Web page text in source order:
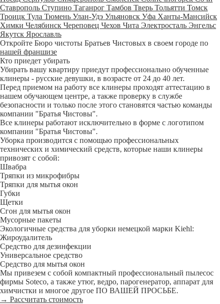
Ставрополь Ступино Таганрог Тамбов Тверь Тольятти Томск
Троицк Тула Тюмень Улан-Удэ Ульяновск Уфа Ханты-Мансийск
Химки Челябинск Череповец Чехов Чита Электросталь Энгельс
Якутск Ярославль
Откройте Бюро чистоты Братьев Чистовых в своем городе по
нашей франшизе
Кто приедет убирать
Убирать вашу квартиру приедут профессионально обученные
клинеры - русские девушки, в возрасте от 24 до 40 лет.
Перед приемом на работу все клинеры проходят аттестацию в
нашем обучающем центре, а также проверку в службе
безопасности и только после этого становятся частью команды
компании "Братья Чистовы".
Все клинеры работают исключительно в форме с логотипом
компании "Братья Чистовы".
Уборка производится с помощью профессиональных
технических и химический средств, которые наши клинеры
привозят с собой:
Швабра
Тряпки из микрофибры
Тряпки для мытья окон
Губки
Щетки
Сгон для мытья окон
Мусорные пакеты
Экологичные средства для уборки немецкой марки Kiehl:
Жироудалитель
Средство для дезинфекции
Универсальное средство
Средство для мытья окон
Мы привезем с собой компактный профессиональный пылесос
фирмы Soteco, а также утюг, ведро, парогенератор, аппарат для
химчистки и многое другое ПО ВАШЕЙ ПРОСЬБЕ.
→ Рассчитать стоимость